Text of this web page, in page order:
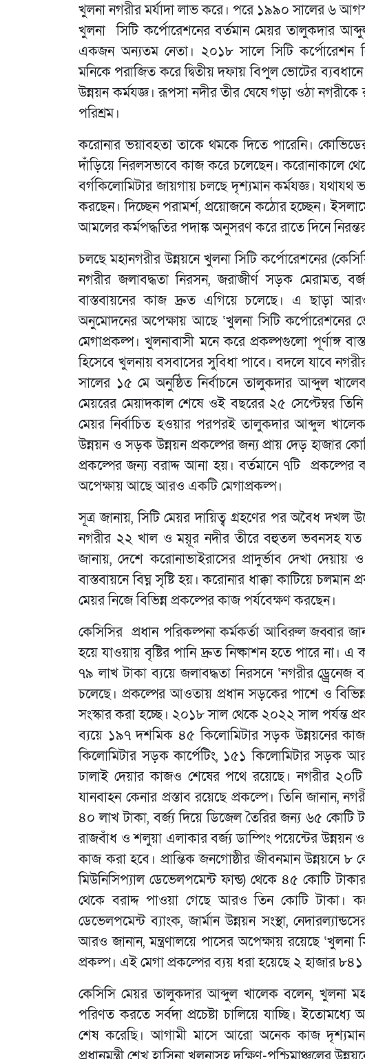
খুলনা নগরীর মর্যাদা লাভ করে। পরে ১৯৯০ সালের ৬
খুলনা সিটি কর্পোরেশনের বর্তমান মেয়র তালুকদার
একজন অন্যতম নেতা। ২০১৮ সালে সিটি কর্পোরেশন
মনিকে পরাজিত করে দ্বিতীয় দফায় বিপুল ভোটের
উন্নয়ন কর্মযজ্ঞ। রূপসা নদীর তীর ঘেষে গড়া ওঠা
পরিশ্রম।
করোনার ভয়াবহতা তাকে থমকে দিতে পারেনি।
দাঁড়িয়ে নিরলসভাবে কাজ করে চলেছেন। করোনাকালে
বর্গকিলোমিটার জায়গায় চলছে দৃশ্যমান কর্মযজ্ঞ। যথাযথ
করছেন। দিচ্ছেন পরামর্শ, প্রয়োজনে কঠোর হচ্ছেন।
আমলের কর্মপদ্ধতির পদাঙ্ক অনুসরণ করে রাতে দিনে
চলছে মহানগরীর উন্নয়নে খুলনা সিটি কর্পোরেশনের
নগরীর জলাবদ্ধতা নিরসন, জরাজীর্ণ সড়ক মেরামত,
বাস্তবায়নের কাজ দ্রুত এগিয়ে চলেছে। এ ছাড়া
অনুমোদনের অপেক্ষায় আছে ‘খুলনা সিটি
মেগাপ্রকল্প। খুলনাবাসী মনে করে প্রকল্পগুলো পূর্ণাঙ্গ
হিসেবে খুলনায় বসবাসের সুবিধা পাবে। বদলে যাবে
সালের ১৫ মে অনুষ্ঠিত নির্বাচনে তালুকদার আব্দুল
মেয়রের মেয়াদকাল শেষে ওই বছরের ২৫ সেপ্টেম্বর তিনি
মেয়র নির্বাচিত হওয়ার পরপরই তালুকদার আব্দুল খালেক
উন্নয়ন ও সড়ক উন্নয়ন প্রকল্পের জন্য প্রায় দেড় হাজার
প্রকল্পের জন্য বরাদ্দ আনা হয়। বর্তমানে ৭টি প্রকল্পের
অপেক্ষায় আছে আরও একটি মেগাপ্রকল্প।
সূত্র জানায়, সিটি মেয়র দায়িত্ব গ্রহণের পর অবৈধ দখল
নগরীর ২২ খাল ও ময়ূর নদীর তীরে বহুতল ভবনসহ যত
জানায়, দেশে করোনাভাইরাসের প্রাদুর্ভাব দেখা
বাস্তবায়নে বিঘ্ন সৃষ্টি হয়। করোনার ধাক্কা কাটিয়ে
মেয়র নিজে বিভিন্ন প্রকল্পের কাজ পর্যবেক্ষণ করছেন।
কেসিসির প্রধান পরিকল্পনা কর্মকর্তা আবিরুল জব্বার
হয়ে যাওয়ায় বৃষ্টির পানি দ্রুত নিষ্কাশন হতে পারে না।
৭৯ লাখ টাকা ব্যয়ে জলাবদ্ধতা নিরসনে ‘নগরীর ড্র্রেনেজ
চলেছে। প্রকল্পের আওতায় প্রধান সড়কের পাশে ও
সংস্কার করা হচ্ছে। ২০১৮ সাল থেকে ২০২২ সাল পর্যন্ত
ব্যয়ে ১৯৭ দশমিক ৪৫ কিলোমিটার সড়ক উন্নয়নের
কিলোমিটার সড়ক কার্পেটিং, ১৫১ কিলোমিটার সড়ক
ঢালাই দেয়ার কাজও শেষের পথে রয়েছে। নগরীর
যানবাহন কেনার প্রস্তাব রয়েছে প্রকল্পে। তিনি জানান,
৪০ লাখ টাকা, বর্জ্য দিয়ে ডিজেল তৈরির জন্য ৬৫ কোটি
রাজবাঁধ ও শলুয়া এলাকার বর্জ্য ডাম্পিং পয়েন্টের উন্নয়ন
কাজ করা হবে। প্রান্তিক জনগোষ্ঠীর জীবনমান উন্নয়নে ৮
মিউনিসিপ্যাল ডেভেলপমেন্ট ফান্ড) থেকে ৪৫ কোটি
থেকে বরাদ্দ পাওয়া গেছে আরও তিন কোটি টাকা।
ডেভেলপমেন্ট ব্যাংক, জার্মান উন্নয়ন সংস্থা,
আরও জানান, মন্ত্রণালয়ে পাসের অপেক্ষায় রয়েছে ‘খুলনা
প্রকল্প। এই মেগা প্রকল্পের ব্যয় ধরা হয়েছে ২ হাজার
কেসিসি মেয়র তালুকদার আব্দুল খালেক বলেন, খুলনা
পরিণত করতে সর্বদা প্রচেষ্টা চালিয়ে যাচ্ছি।
শেষ করেছি। আগামী মাসে আরো অনেক কাজ দৃশ্যমান